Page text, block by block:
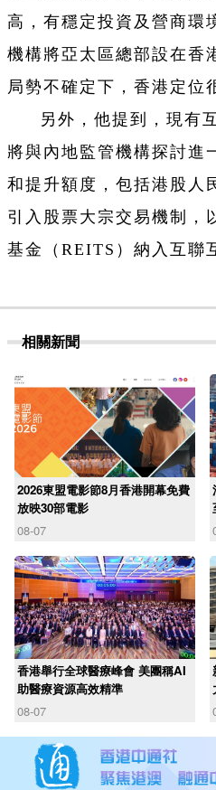
高，有穩定投資及營商環
機構將亞太區總部設在香
局勢不確定下，香港定位
另外，他提到，現有
將與內地監管機構探討進
和提升額度，包括港股人
引入股票大宗交易機制，
基金（REITS）納入互聯
相關新聞
2026東盟電影節8月香港開幕免費
放映30部電影
08-07
香港舉行全球醫療峰會 美團稱AI
助醫療資源高效精準
08-07